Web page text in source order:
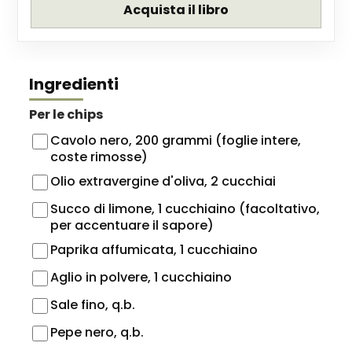
Acquista il libro
Ingredienti
Per le chips
Cavolo nero, 200 grammi (foglie intere,
coste rimosse)
Olio extravergine d'oliva, 2 cucchiai
Succo di limone, 1 cucchiaino (facoltativo,
per accentuare il sapore)
Paprika affumicata, 1 cucchiaino
Aglio in polvere, 1 cucchiaino
Sale fino, q.b.
Pepe nero, q.b.